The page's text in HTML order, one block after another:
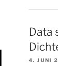
Data
4. JUNI